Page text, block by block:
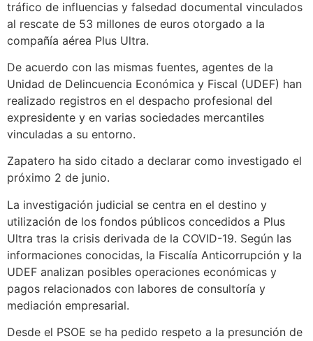
tráfico de influencias y falsedad documental vinculados
al rescate de 53 millones de euros otorgado a la
compañía aérea Plus Ultra.
De acuerdo con las mismas fuentes, agentes de la
Unidad de Delincuencia Económica y Fiscal (UDEF) han
realizado registros en el despacho profesional del
expresidente y en varias sociedades mercantiles
vinculadas a su entorno.
Zapatero ha sido citado a declarar como investigado el
próximo 2 de junio.
La investigación judicial se centra en el destino y
utilización de los fondos públicos concedidos a Plus
Ultra tras la crisis derivada de la COVID-19. Según las
informaciones conocidas, la Fiscalía Anticorrupción y la
UDEF analizan posibles operaciones económicas y
pagos relacionados con labores de consultoría y
mediación empresarial.
Desde el PSOE se ha pedido respeto a la presunción de